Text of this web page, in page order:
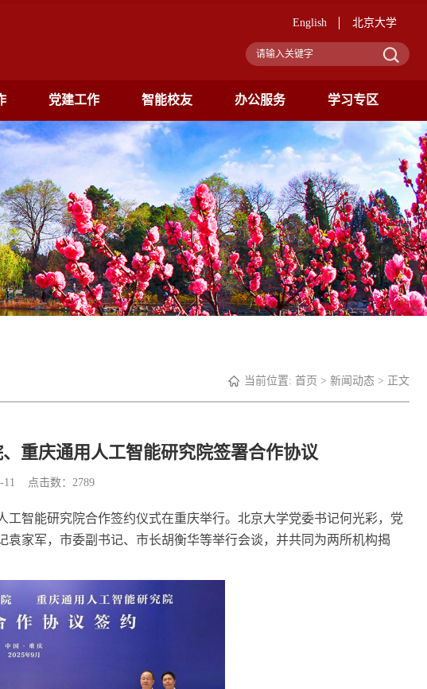
English 北京大学
党建工作 智能校友 办公服务 学习专区
当前位置: 首页 > 新闻动态 > 正文
重庆通用人工智能研究院签署合作协议
11 点击数： 2789
智能研究院合作签约仪式在重庆举行。北京大学党委书记何光彩，党
家军，市委副书记、市长胡衡华等举行会谈，并共同为两所机构揭